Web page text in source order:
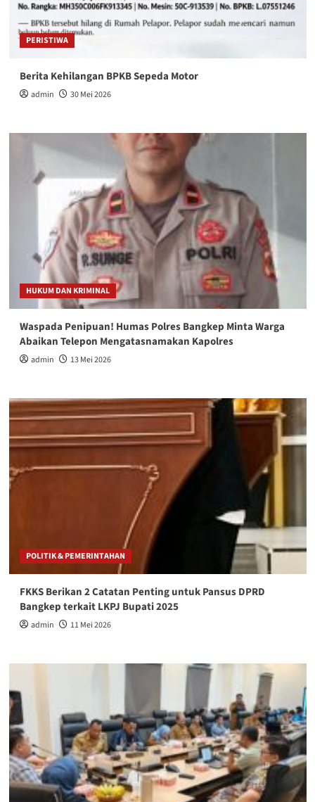
PERISTIWA
Berita Kehilangan BPKB Sepeda Motor
admin 30 Mei 2026
HUKUM DAN KRIMINAL
Waspada Penipuan! Humas Polres Bangkep Minta Warga
Abaikan Telepon Mengatasnamakan Kapolres
admin 13 Mei 2026
POLITIK & PEMERINTAHAN
FKKS Berikan 2 Catatan Penting untuk Pansus DPRD
Bangkep terkait LKPJ Bupati 2025
admin 11 Mei 2026